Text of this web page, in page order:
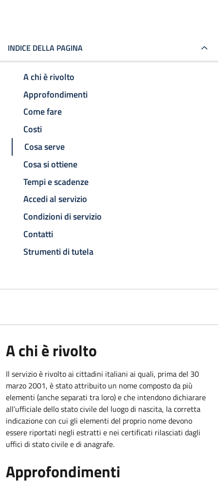
INDICE DELLA PAGINA
A chi è rivolto
Approfondimenti
Come fare
Costi
Cosa serve
Cosa si ottiene
Tempi e scadenze
Accedi al servizio
Condizioni di servizio
Contatti
Strumenti di tutela
A chi è rivolto
Il servizio è rivolto ai cittadini italiani ai quali, prima del 30
marzo 2001, è stato attribuito un nome composto da più
elementi (anche separati tra loro) e che intendono dichiarare
all’ufficiale dello stato civile del luogo di nascita, la corretta
indicazione con cui gli elementi del proprio nome devono
essere riportati negli estratti e nei certificati rilasciati dagli
uffici di stato civile e di anagrafe.
Approfondimenti